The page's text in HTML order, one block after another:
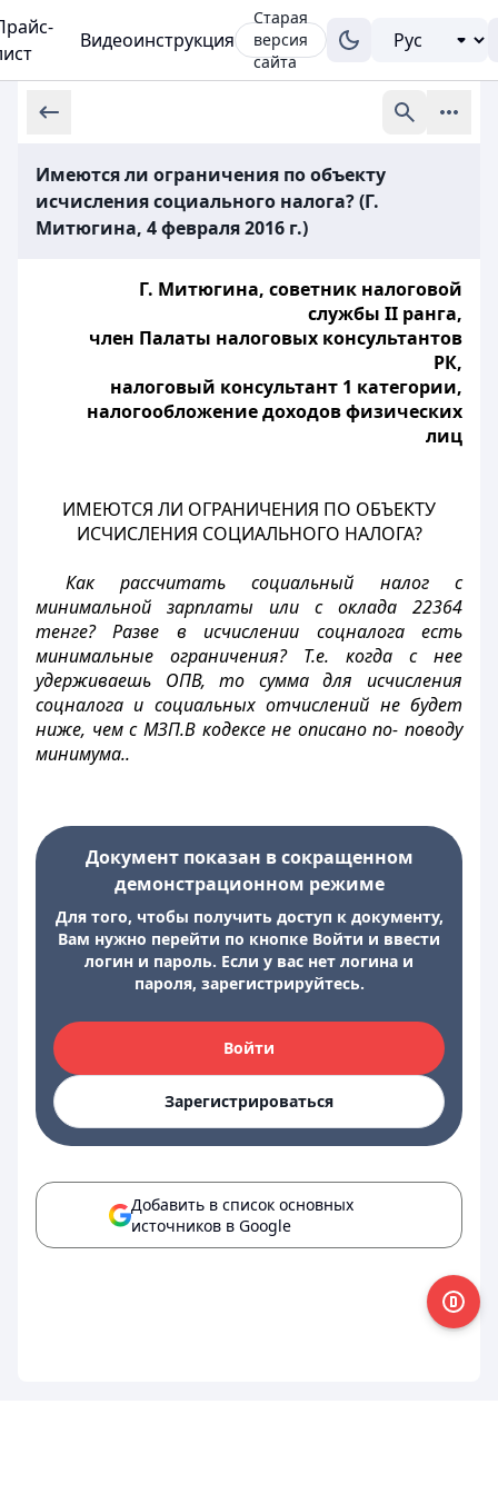
Видеоинструкция
Старая
версия
сайта
Имеются ли ограничения по объекту
исчисления социального налога? (Г.
Митюгина, 4 февраля 2016 г.)
Г. Митюгина, советник налоговой
службы II ранга,
член Палаты налоговых консультантов
РК,
налоговый консультант 1 категории,
налогообложение доходов физических
лиц
ИМЕЮТСЯ ЛИ ОГРАНИЧЕНИЯ ПО ОБЪЕКТУ
ИСЧИСЛЕНИЯ СОЦИАЛЬНОГО НАЛОГА?
Как рассчитать социальный налог с
минимальной зарплаты или с оклада 22364
тенге? Разве в исчислении соцналога есть
минимальные ограничения? Т.е. когда с нее
удерживаешь ОПВ, то сумма для исчисления
соцналога и социальных отчислений не будет
ниже, чем с МЗП.В кодексе не описано по- поводу
минимума..
Документ показан в сокращенном
демонстрационном режиме
Для того, чтобы получить доступ к документу,
Вам нужно перейти по кнопке Войти и ввести
логин и пароль. Если у вас нет логина и
пароля, зарегистрируйтесь.
Войти
Зарегистрироваться
Добавить в список основных
источников в Google